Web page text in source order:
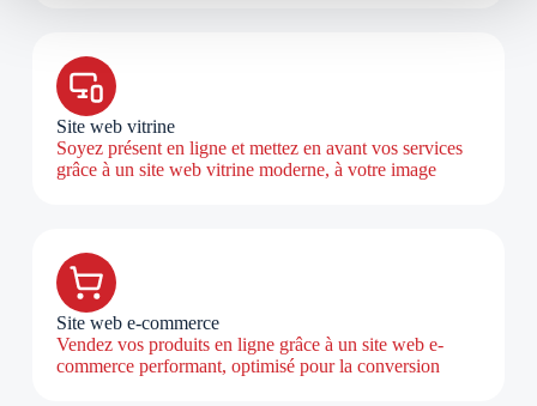
Site web vitrine
Soyez présent en ligne et mettez en avant vos services
grâce à un site web vitrine moderne, à votre image
Site web e-commerce
Vendez vos produits en ligne grâce à un site web e-
commerce performant, optimisé pour la conversion